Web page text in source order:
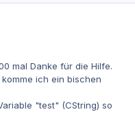
mal Danke für die Hilfe.
ich ein bischen
"test" (CString) so